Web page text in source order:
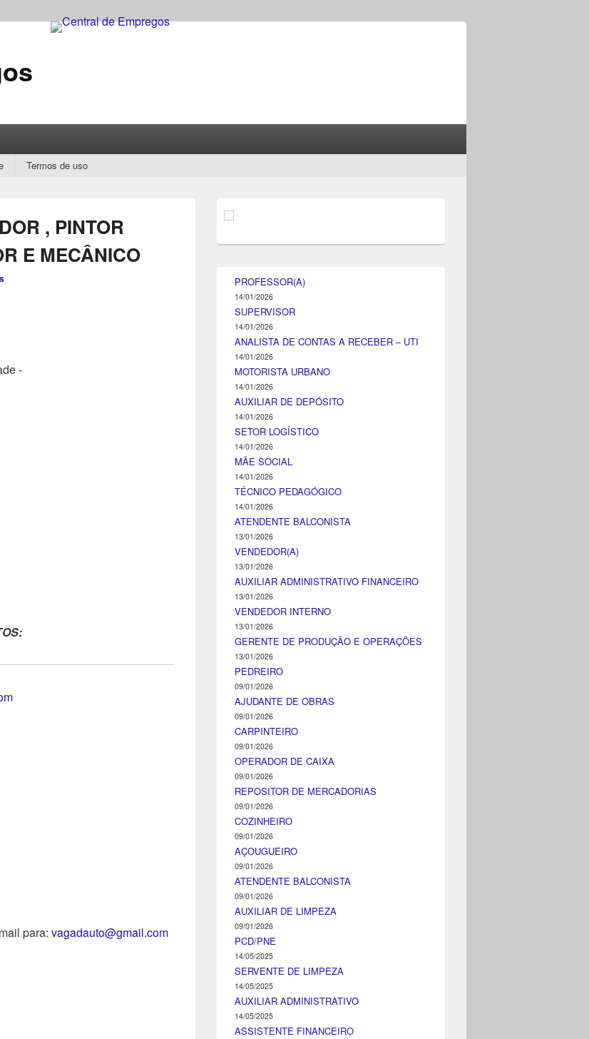
Termos de uso
, PINTOR
E MECÂNICO
-
para: vagadauto@gmail.com
da
lateral
PROFESSOR(A)
14/01/2026
SUPERVISOR
14/01/2026
ANALISTA DE CONTAS A RECEBER – UTI
14/01/2026
MOTORISTA URBANO
14/01/2026
AUXILIAR DE DEPÓSITO
14/01/2026
SETOR LOGÍSTICO
14/01/2026
MÃE SOCIAL
14/01/2026
TÉCNICO PEDAGÓGICO
14/01/2026
ATENDENTE BALCONISTA
13/01/2026
VENDEDOR(A)
13/01/2026
AUXILIAR ADMINISTRATIVO FINANCEIRO
13/01/2026
VENDEDOR INTERNO
13/01/2026
GERENTE DE PRODUÇÃO E OPERAÇÕES
13/01/2026
PEDREIRO
09/01/2026
AJUDANTE DE OBRAS
09/01/2026
CARPINTEIRO
09/01/2026
OPERADOR DE CAIXA
09/01/2026
REPOSITOR DE MERCADORIAS
09/01/2026
COZINHEIRO
09/01/2026
AÇOUGUEIRO
09/01/2026
ATENDENTE BALCONISTA
09/01/2026
AUXILIAR DE LIMPEZA
09/01/2026
PCD/PNE
14/05/2025
SERVENTE DE LIMPEZA
14/05/2025
AUXILIAR ADMINISTRATIVO
14/05/2025
ASSISTENTE FINANCEIRO